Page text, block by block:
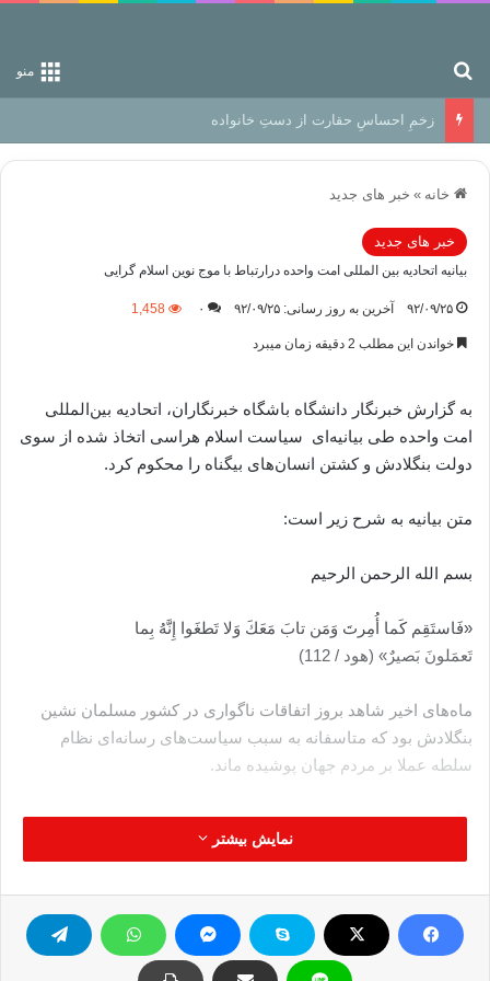
منو
زخمِ احساسِ حقارت از دستِ خانواده
خانه » خبر های جدید
خبر های جدید
بیانیه اتحادیه بین المللی امت واحده درارتباط با موج نوین اسلام گرایی
۹۲/۰۹/۲۵ آخرین به روز رسانی: ۹۲/۰۹/۲۵ ۰ 1,458
خواندن این مطلب 2 دقیقه زمان میبرد
به گزارش خبرنگار دانشگاه باشگاه خبرنگاران، اتحادیه بین‌المللی
امت واحده طی بیانیه‌ای سیاست اسلام هراسی اتخاذ شده از سوی
دولت بنگلادش و کشتن انسان‌های بیگناه را محکوم کرد.
متن بیانیه به شرح زیر است:
بسم الله الرحمن الرحیم
«فَاستَقِم كَما أُمِرتَ وَمَن تابَ مَعَكَ وَلا تَطغَوا إِنَّهُ بِما
تَعمَلونَ بَصيرٌ» (هود / 112)
ماه‌های اخیر شاهد بروز اتفاقات ناگواری در کشور مسلمان نشین
بنگلادش بود که متاسفانه به سبب سیاست‌های رسانه‌ای نظام
سلطه عملا بر مردم جهان پوشیده ماند.
بنگلادش که جزو پرجمعیت‌ترین کشورهای مسلمان در دنیا شناخته
می‌شود از سال‌های گذشته با روی کار آمدن جریانات سکولار شاهد
دادگاه‌هایی بر ضد شخصیت‌های معروف جریانات اسلام‌گرا نمایان
شد؛ دادگاه‌هایی که به بهانه درگیری‌های رخ داده در جریان استقلال
کشور بنگلادش از پاکستان در سال 1971 و تعیین عاملان کشتارهای
نمایش بیشتر